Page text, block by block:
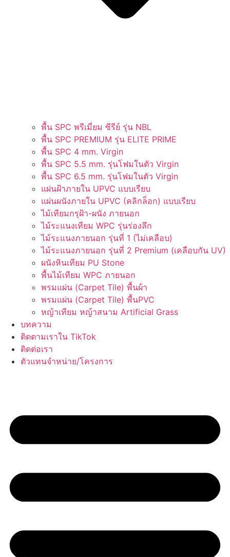
พื้น SPC พรีเมี่ยม ซีรีย์ รุ่น NBL
พื้น SPC PREMIUM รุ่น ELITE PRIME
พื้น SPC 4 mm. Virgin
พื้น SPC 5.5 mm. รุ่นโฟมในตัว Virgin
พื้น SPC 6.5 mm. รุ่นโฟมในตัว Virgin
แผ่นฝ้าภายใน UPVC แบบเรียบ
แผ่นผนังภายใน UPVC (คลิกล็อก) แบบเรียบ
ไม้เทียมกรุฝ้า-ผนัง ภายนอก
ไม้ระแนงเทียม WPC รุ่นร่องลึก
ไม้ระแนงภายนอก รุ่นที่ 1 (ไม่เคลือบ)
ไม้ระแนงภายนอก รุ่นที่ 2 Premium (เคลือบกัน UV)
ผนังหินเทียม PU Stone
พื้นไม้เทียม WPC ภายนอก
พรมแผ่น (Carpet Tile) พื้นผ้า
พรมแผ่น (Carpet Tile) พื้นPVC
หญ้าเทียม หญ้าสนาม Artificial Grass
บทความ
ติดตามเราใน TikTok
ติดต่อเรา
ตัวแทนจำหน่าย/โครงการ